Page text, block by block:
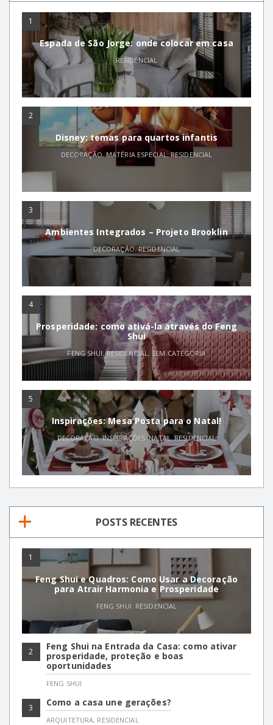
1
Espada de São Jorge: onde colocar em casa
RESIDENCIAL
2
Disney: temas para quartos infantis
DECORAÇÃO,MATÉRIA ESPECIAL,RESIDENCIAL
3
Ambientes Integrados – Projeto Brooklin
DECORAÇÃO,RESIDENCIAL
4
Prosperidade: como ativá-la através do Feng
Shui
FENG SHUI,RESIDENCIAL ,SEM CATEGORIA
5
Inspirações: Mesa Posta para o Natal!
DECORAÇÃO,INSPIRAÇÕES ,NATAL,RESIDENCIAL
POSTS RECENTES
1
Feng Shui e Quadros: Como Usar a Decoração
para Atrair Harmonia e Prosperidade
FENG SHUI, RESIDENCIAL
2
Feng Shui na Entrada da Casa: como ativar
prosperidade, proteção e boas
oportunidades
FENG SHUI
3 Como a casa une gerações?
ARQUITETURA, RESIDENCIAL